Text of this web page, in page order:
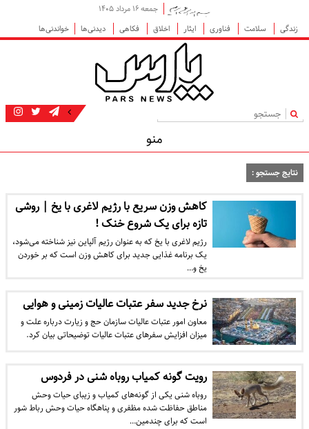
جمعه ۱۶ مرداد ۱۴۰۵
زندگی
سلامت فناوری ایثار اخلاق فکاهی دیدنی‌ها خواندنی‌ها
|
منو
نتایج جستجو :
کاهش وزن سریع با رژیم لاغری با یخ | روشی
تازه برای یک شروع خنک !
رژیم لاغری با یخ که به عنوان رژیم آلپاین نیز شناخته می‌شود،
یک برنامه غذایی جدید برای کاهش وزن است که بر خوردن
یخ و…
نرخ جدید سفر عتبات عالیات زمینی و هوایی
معاون امور عتبات عالیات سازمان حج و زیارت درباره علت و
میزان افزایش سفرهای عتبات عالیات توضیحاتی بیان کرد.
رویت گونه کمیاب روباه شنی در فردوس
روباه شنی یکی از گونه‌های کمیاب و زیبای حیات وحش
مناطق حفاظت شده مظفری و پناهگاه حیات وحش رباط شور
است که برای چندمین…